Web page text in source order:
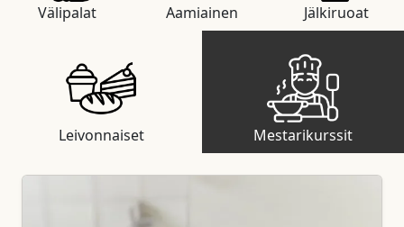
Välipalat Aamiainen Jälkiruoat
Leivonnaiset Mestarikurssit